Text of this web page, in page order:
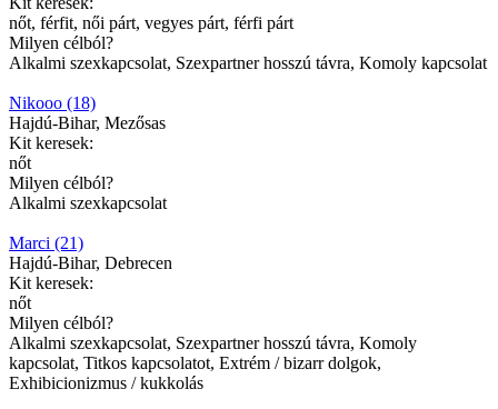
nőt, férfit, női párt, vegyes párt, férfi párt
Milyen célból?
Alkalmi szexkapcsolat, Szexpartner hosszú távra, Komoly kapcsolat
Nikooo (18)
Hajdú-Bihar, Mezősas
Kit keresek:
nőt
Milyen célból?
Alkalmi szexkapcsolat
Marci (21)
Hajdú-Bihar, Debrecen
Kit keresek:
nőt
Milyen célból?
Alkalmi szexkapcsolat, Szexpartner hosszú távra, Komoly
kapcsolat, Titkos kapcsolatot, Extrém / bizarr dolgok,
Exhibicionizmus / kukkolás